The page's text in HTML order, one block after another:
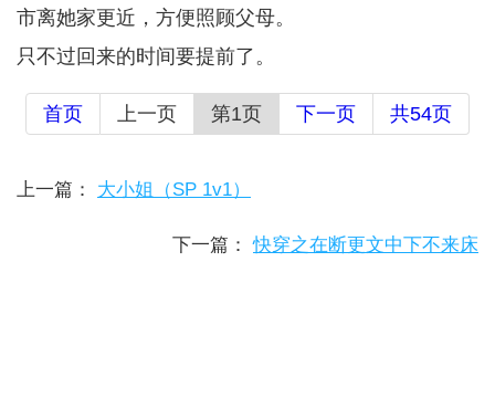
市离她家更近，方便照顾父母。
只不过回来的时间要提前了。
首页 上一页 第1页 下一页 共54页
上一篇： 大小姐（SP 1v1）
下一篇：快穿之在断更文中下不来床